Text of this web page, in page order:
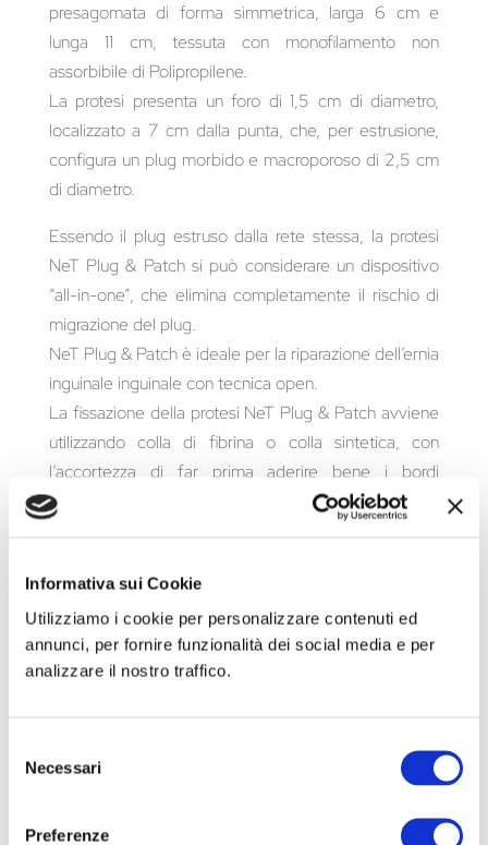
Informativa sui Cookie
Utilizziamo i cookie per personalizzare contenuti ed
annunci, per fornire funzionalità dei social media e per
analizzare il nostro traffico.
delNecessari
Preferenze
presagomata di forma simmetrica, larga 6 cm e
lunga 11 cm, tessuta con monofilamento non
assorbibile di Polipropilene.
La protesi presenta un foro di 1,5 cm di diametro,
localizzato a 7 cm dalla punta, che, per estrusione,
configura un plug morbido e macroporoso di 2,5 cm
di diametro.
Essendo il plug estruso dalla rete stessa, la protesi
NeT Plug & Patch si può considerare un dispositivo
“all-in-one”, che elimina completamente il rischio di
migrazione del plug.
NeT Plug & Patch è ideale per la riparazione dell’ernia
inguinale inguinale con tecnica open.
La fissazione della protesi NeT Plug & Patch avviene
utilizzando colla di fibrina o colla sintetica, con
l’accortezza di far prima aderire bene i bordi
dell’estrusione attorno ai bordi del difetto e poi il
Tabella tipologie prodotto